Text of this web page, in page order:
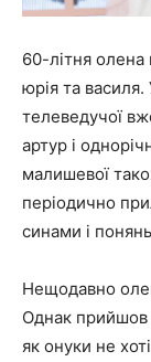
60-літня
юрія та
телеведучої
артур і
малишевої
періодично
синами і
Нещодавно
Однак прийшов
як онуки не